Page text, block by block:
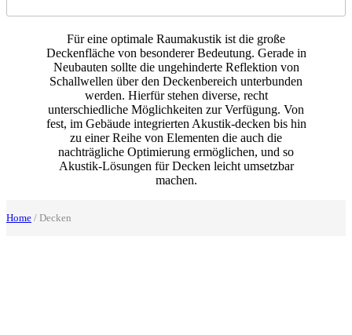
Für eine optimale Raumakustik ist die große
Deckenfläche von besonderer Bedeutung. Gerade in
Neubauten sollte die ungehinderte Reflektion von
Schallwellen über den Deckenbereich unterbunden
werden. Hierfür stehen diverse, recht
unterschiedliche Möglichkeiten zur Verfügung. Von
fest, im Gebäude integrierten Akustik-decken bis hin
zu einer Reihe von Elementen die auch die
nachträgliche Optimierung ermöglichen, und so
Akustik-Lösungen für Decken leicht umsetzbar
machen.
Home / Decken